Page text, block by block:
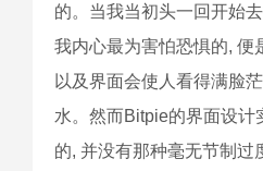
的。当我当初头一回开始
我内心最为害怕恐惧的, 便
以及界面会使人看得满脸
水。然而Bitpie的界面设计
的, 并没有那种毫无节制过